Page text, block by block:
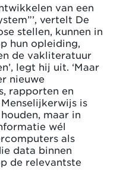
van een
vertelt De
stellen, kunnen in
hun opleiding,
de vakliteratuur
legt hij uit. ‘Maar
nieuwe
rapporten en
is
maar in
wél
als
data binnen
de relevantste